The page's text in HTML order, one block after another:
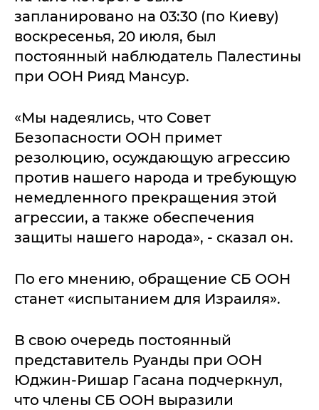
запланировано на 03:30 (по Киеву)
воскресенья, 20 июля, был
постоянный наблюдатель Палестины
при ООН Рияд Мансур.
«Мы надеялись, что Совет
Безопасности ООН примет
резолюцию, осуждающую агрессию
против нашего народа и требующую
немедленного прекращения этой
агрессии, а также обеспечения
защиты нашего народа», - сказал он.
По его мнению, обращение СБ ООН
станет «испытанием для Израиля».
В свою очередь постоянный
представитель Руанды при ООН
Юджин-Ришар Гасана подчеркнул,
что члены СБ ООН выразили